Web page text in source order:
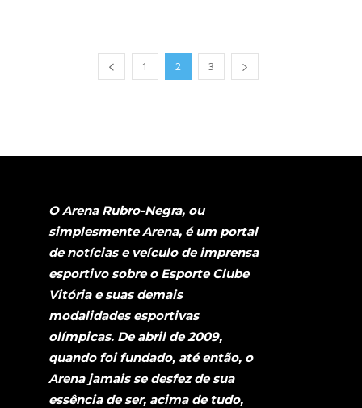
1 2 3
O Arena Rubro-Negra, ou
simplesmente Arena, é um portal
de notícias e veículo de imprensa
esportivo sobre o Esporte Clube
Vitória e suas demais
modalidades esportivas
olímpicas. De abril de 2009,
quando foi fundado, até então, o
Arena jamais se desfez de sua
essência de ser, acima de tudo,